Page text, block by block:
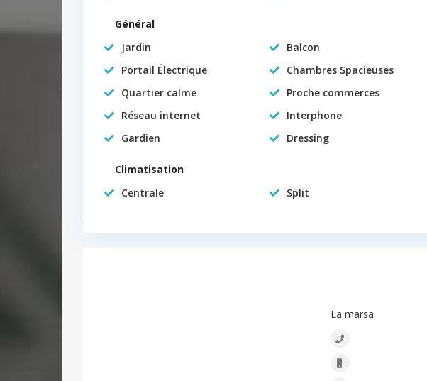
Général
Jardin
Balcon
Portail Électrique
Chambres Spacieuses
Quartier calme
Proche commerces
Réseau internet
Interphone
Gardien
Dressing
Climatisation
Centrale
Split
La marsa